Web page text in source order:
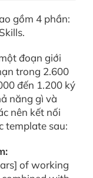
gồm 4 phần:
đoạn giới
trong 2.600
đến 1.200 ký
năng gì và
nên kết nối
template sau:
of working